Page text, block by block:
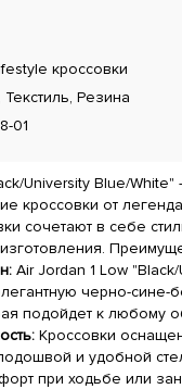
кроссовки
Резина
01
University Blue/White"
кроссовки от
сочетают в себе
Air Jordan 1 Low
черно-сине-
подойдет к любому
Кроссовки
и удобной
при ходьбе или